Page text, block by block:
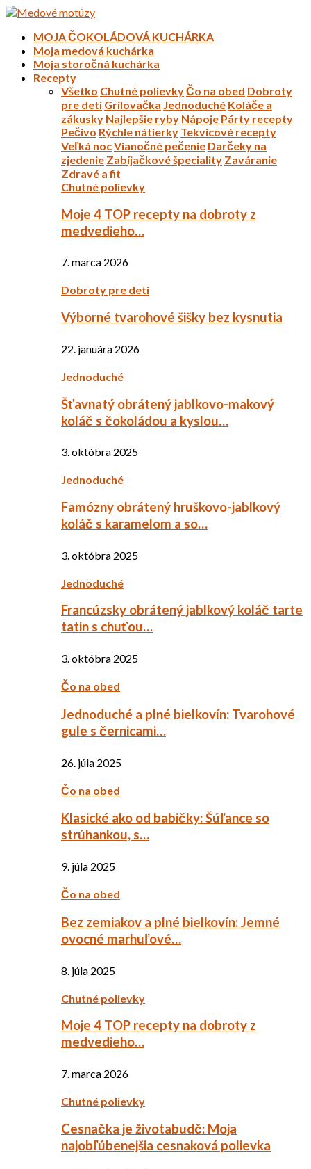
MOJA ČOKOLÁDOVÁ KUCHÁRKA
Moja medová kuchárka
Moja storočná kuchárka
Recepty
Všetko Chutné polievkyČo na obed Dobroty
pre deti Grilovačka Jednoduché Koláče a
zákusky Najlepšie ryby Nápoje Párty recepty
Pečivo Rýchle nátierky Tekvicové recepty
Veľká nocVianočné pečenie Darčeky na
zjedenie Zabíjačkové špeciality Zaváranie
Zdravé a fit
Chutné polievky
Moje 4 TOP recepty na dobroty z
medvedieho…
7. marca 2026
Dobroty pre deti
Výborné tvarohové šišky bez kysnutia
22. januára 2026
Jednoduché
Šťavnatý obrátený jablkovo-makový
koláč s čokoládou a kyslou…
3. októbra 2025
Jednoduché
Famózny obrátený hruškovo-jablkový
koláč s karamelom a so…
3. októbra 2025
Jednoduché
Francúzsky obrátený jablkový koláč tarte
tatin s chuťou…
3. októbra 2025
Čo na obed
Jednoduché a plné bielkovín: Tvarohové
gule s černicami…
26. júla 2025
Čo na obed
Klasické ako od babičky: Šúľance so
strúhankou, s…
9. júla 2025
Čo na obed
Bez zemiakov a plné bielkovín: Jemné
ovocné marhuľové…
8. júla 2025
Chutné polievky
Moje 4 TOP recepty na dobroty z
medvedieho…
7. marca 2026
Chutné polievky
Cesnačka je životabudč: Moja
najobľúbenejšia cesnaková polievka